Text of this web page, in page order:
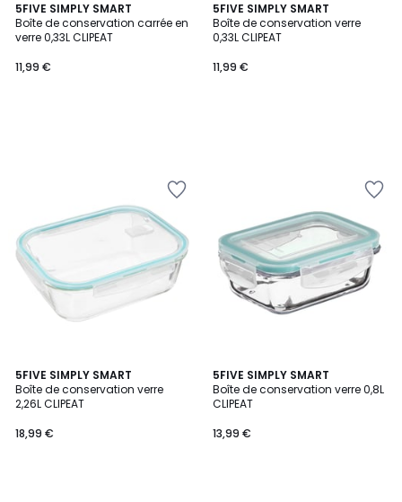
5FIVE SIMPLY SMART
Boîte de conservation carrée en
verre 0,33L CLIPEAT
11,99 €
5FIVE SIMPLY SMART
Boîte de conservation verre
0,33L CLIPEAT
11,99 €
5FIVE SIMPLY SMART
Boîte de conservation verre
2,26L CLIPEAT
18,99 €
5FIVE SIMPLY SMART
Boîte de conservation verre 0,8L
CLIPEAT
13,99 €